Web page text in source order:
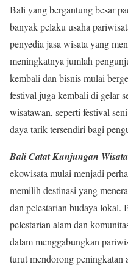
Bali yang bergantung besar
banyak pelaku usaha
penyedia jasa wisata yang
meningkatnya jumlah
kembali dan bisnis mulai
festival juga kembali di gelar
wisatawan, seperti festival
daya tarik tersendiri bagi
Bali Catat Kunjungan
ekowisata mulai menjadi
memilih destinasi yang
dan pelestarian budaya lokal.
pelestarian alam dan
dalam menggabungkan
turut mendorong peningkatan